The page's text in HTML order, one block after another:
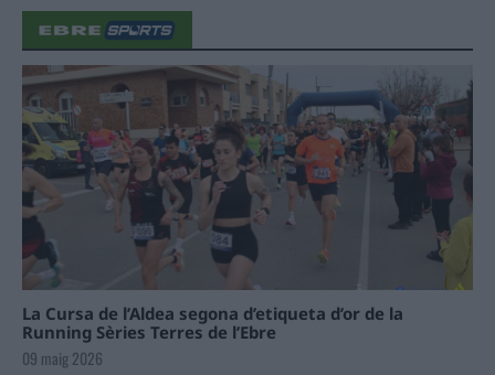
La Cursa de l’Aldea segona d’etiqueta d’or de la
Running Sèries Terres de l’Ebre
09 maig 2026